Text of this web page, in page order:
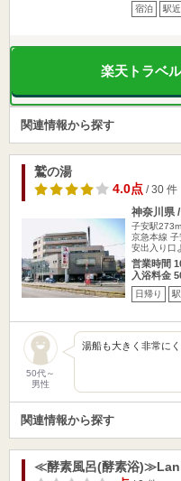
宿泊 駅
楽天トラベ
関連情報から探す
鷲の湯
4.0点/ 30 件
神奈川県
子安駅273m
京急本線
安出入り口
営業時間
入浴料金
日帰り
50代～
男性
湯船も大きく非常に
関連情報から探す
≪酵素風呂(酵素浴